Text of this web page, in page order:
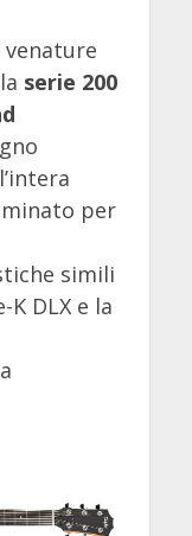
venature
serie 200
per
simili
K DLX e la